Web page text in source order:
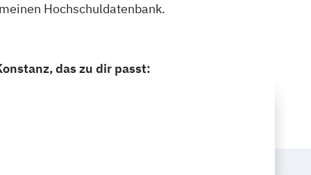
Hochschuldatenbank.
das zu dir passt: